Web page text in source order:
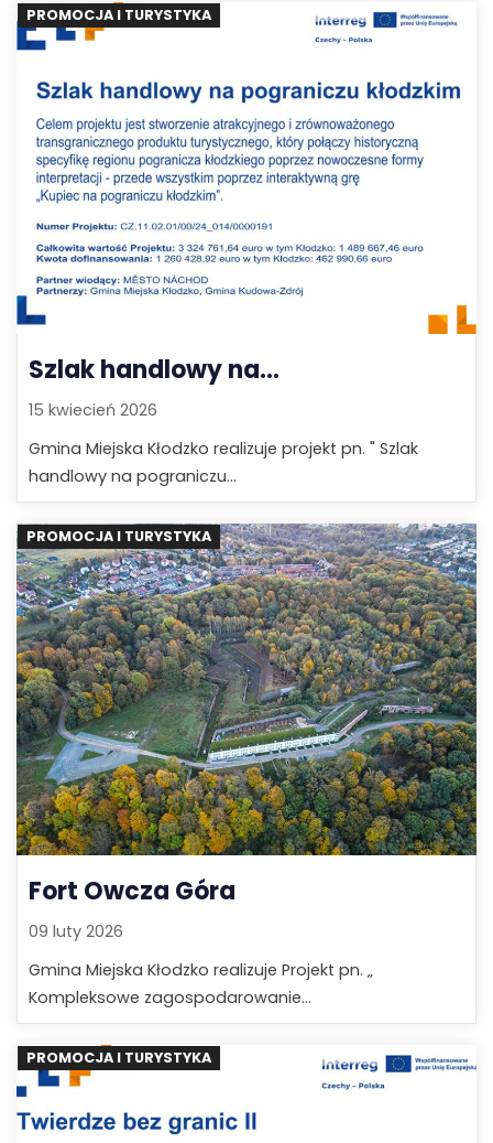
PROMOCJA I TURYSTYKA
Szlak handlowy na...
15 kwiecień 2026
Gmina Miejska Kłodzko realizuje projekt pn. " Szlak
handlowy na pograniczu...
PROMOCJA I TURYSTYKA
Fort Owcza Góra
09 luty 2026
Gmina Miejska Kłodzko realizuje Projekt pn. „
Kompleksowe zagospodarowanie...
PROMOCJA I TURYSTYKA